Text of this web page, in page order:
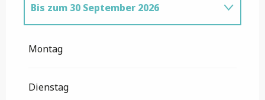
Bis zum 30 September 2026
Montag
Dienstag